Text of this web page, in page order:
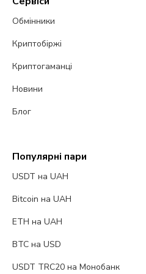
Обмінники
Криптобіржі
Криптогаманці
Новини
Блог
Популярні пари
USDT на UAH
Bitcoin на UAH
ETH на UAH
BTC на USD
USDT TRC20 на Монобанк